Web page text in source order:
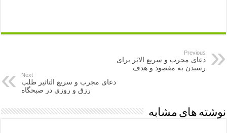
Previous
دعای مجرب و سریع الاثر برای
رسیدن به مقصود و هدف
Next
دعای مجرب و سریع التاثیر طلب
رزق و روزی در صبحگاه
نوشته های مشابه